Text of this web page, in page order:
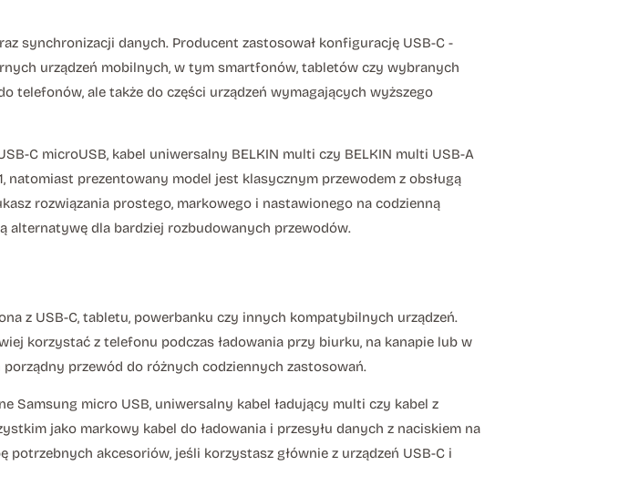
synchronizacji danych. Producent zastosował konfigurację USB-C -
urządzeń mobilnych, w tym smartfonów, tabletów czy wybranych
telefonów, ale także do części urządzeń wymagających wyższego
C microUSB, kabel uniwersalny BELKIN multi czy BELKIN multi USB-A
prezentowany model jest klasycznym przewodem z obsługą
rozwiązania prostego, markowego i nastawionego na codzienną
alternatywę dla bardziej rozbudowanych przewodów.
z USB-C, tabletu, powerbanku czy innych kompatybilnych urządzeń.
korzystać z telefonu podczas ładowania przy biurku, na kanapie lub w
przewód do różnych codziennych zastosowań.
Samsung micro USB, uniwersalny kabel ładujący multi czy kabel z
jako markowy kabel do ładowania i przesyłu danych z naciskiem na
akcesoriów, jeśli korzystasz głównie z urządzeń USB-C i